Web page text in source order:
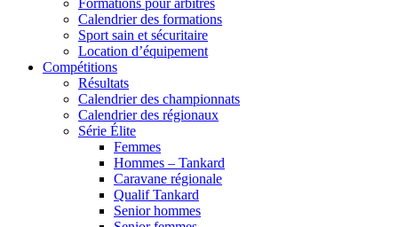
Formations pour arbitres
Calendrier des formations
Sport sain et sécuritaire
Location d’équipement
Compétitions
Résultats
Calendrier des championnats
Calendrier des régionaux
Série Élite
Femmes
Hommes – Tankard
Caravane régionale
Qualif Tankard
Senior hommes